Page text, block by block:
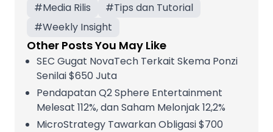
#Media Rilis #Tips dan Tutorial
#Weekly Insight
Other Posts You May Like
SEC Gugat NovaTech Terkait Skema Ponzi
Senilai $650 Juta
Pendapatan Q2 Sphere Entertainment
Melesat 112%, dan Saham Melonjak 12,2%
MicroStrategy Tawarkan Obligasi $700